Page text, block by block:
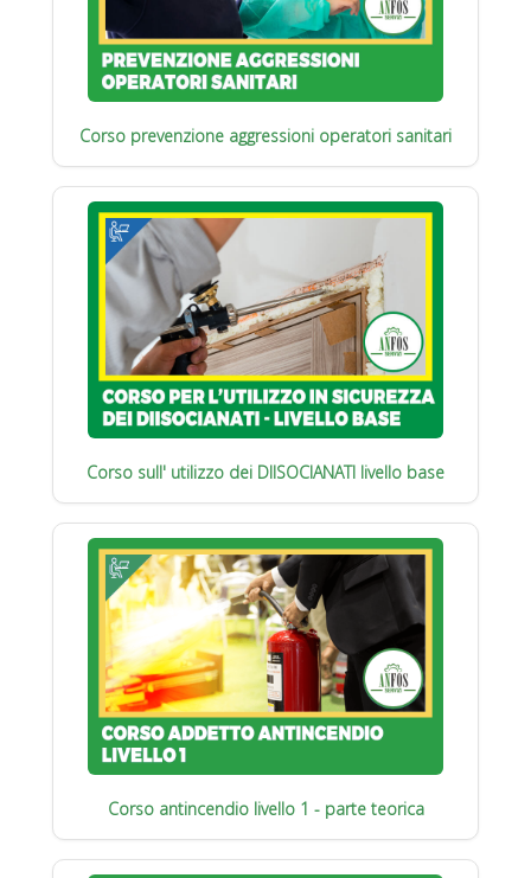
Corso prevenzione aggressioni operatori sanitari
Corso sull' utilizzo dei DIISOCIANATI livello base
Corso antincendio livello 1 - parte teorica